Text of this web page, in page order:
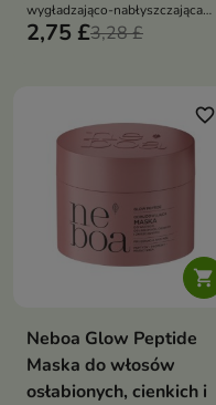
wygładzająco-nabłyszczająca
pielęgnacja, która redukuje
2,75 £3,28 £

favorite_border
Neboa Glow Peptide
Maska do włosów
osłabionych, cienkich i